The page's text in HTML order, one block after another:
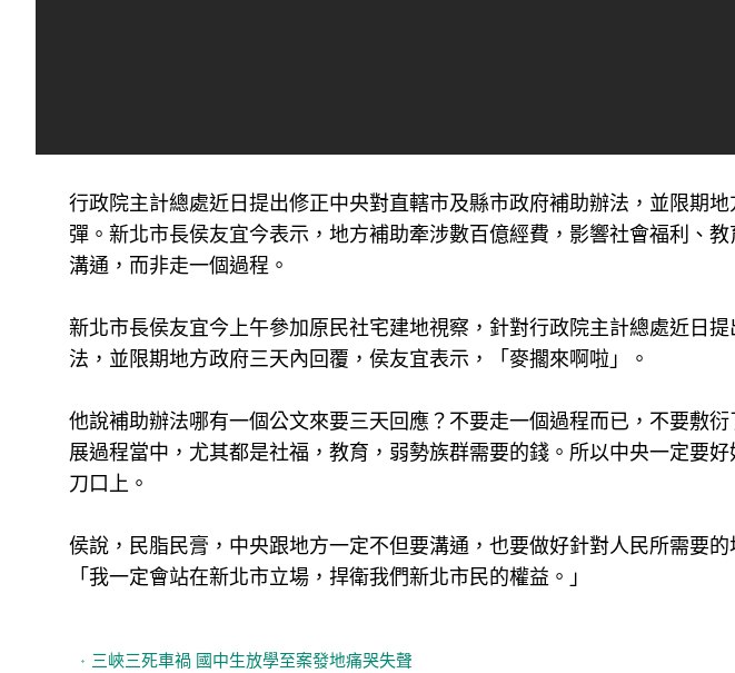
行政院主計總處近日提出修正中央對直轄市及縣市政府補助辦法，並限期
彈。新北市長侯友宜今表示，地方補助牽涉數百億經費，影響社會福利、
溝通，而非走一個過程。
新北市長侯友宜今上午參加原民社宅建地視察，針對行政院主計總處近日
法，並限期地方政府三天內回覆，侯友宜表示，「麥擱來啊啦」。
他說補助辦法哪有一個公文來要三天回應？不要走一個過程而已，不要敷
展過程當中，尤其都是社福，教育，弱勢族群需要的錢。所以中央一定要
刀口上。
侯說，民脂民膏，中央跟地方一定不但要溝通，也要做好針對人民所需要
「我一定會站在新北市立場，捍衛我們新北市民的權益。」
三峽三死車禍 國中生放學至案發地痛哭失聲